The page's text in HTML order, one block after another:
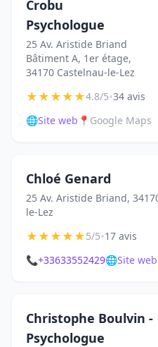
Crobu
Psychologue
25 Av. Aristide Briand
Bâtiment A, 1er étage,
34170 Castelnau-le-Lez
★★★★★4.8/5•34 avis
🌐Site web 📍 Google Maps
Chloé Genard
25 Av. Aristide Briand,
le-Lez
★★★★★5/5•17 avis
📞+33633552429🌐Site web
Christophe Boulvin -
Psychologue